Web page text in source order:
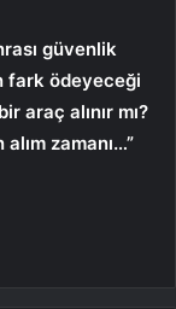
güvenlik
fark ödeyeceği
araç alınır mı?
zamanı…”